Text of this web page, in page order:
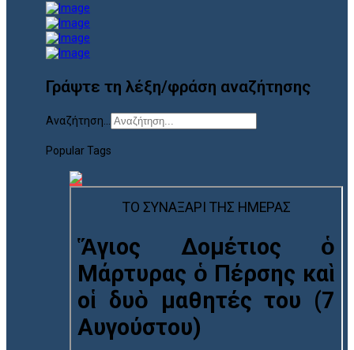
Γράψτε τη λέξη/φράση αναζήτησης
Αναζήτηση...
Popular Tags